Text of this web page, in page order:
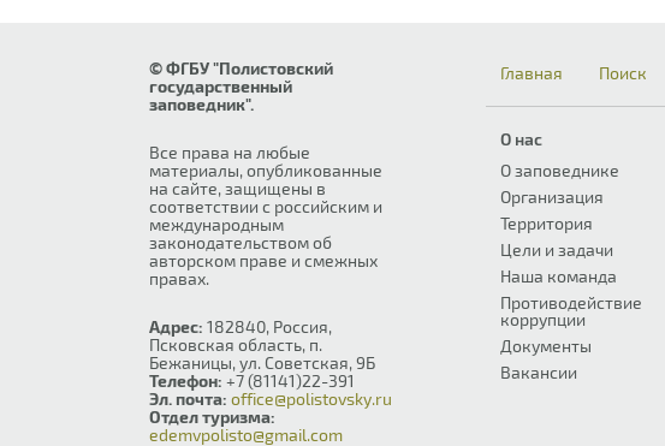
© ФГБУ "Полистовский
государственный
заповедник".
Все права на любые
материалы, опубликованные
на сайте, защищены в
соответствии с российским и
международным
законодательством об
авторском праве и смежных
правах.
Адрес: 182840, Россия,
Псковская область, п.
Бежаницы, ул. Советская, 9Б
Телефон: +7 (81141)22-391
Эл. почта: office@polistovsky.ru
Отдел туризма:
edemvpolisto@gmail.com
Главная Поиск
О нас
О заповеднике
Организация
Территория
Цели и задачи
Наша команда
Противодействие
коррупции
Документы
Вакансии